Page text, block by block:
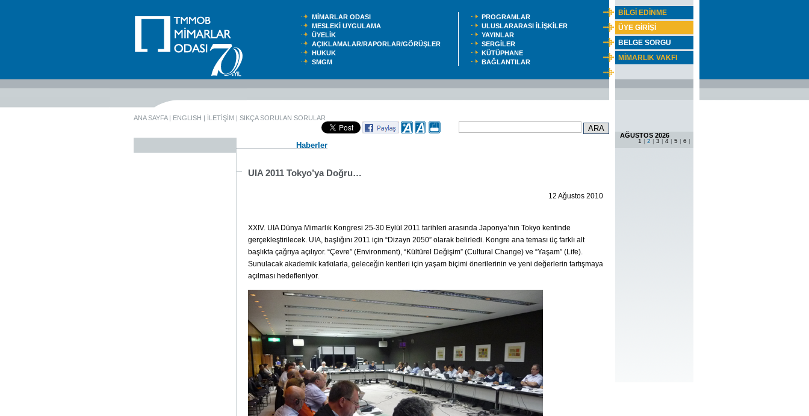
BİLGİ EDİNME
ÜYE GİRİŞİ
BELGE SORGU
MİMARLIK VAKFI
AĞUSTOS 2026
1 | 2 | 3 | 4 | 5 | 6 |
MİMARLAR ODASI
MESLEKİ UYGULAMA
ÜYELİK
AÇIKLAMALAR/RAPORLAR/GÖRÜŞLER
HUKUK
SMGM
PROGRAMLAR
ULUSLARARASI İLİŞKİLER
YAYINLAR
SERGİLER
KÜTÜPHANE
BAĞLANTILAR
ANA SAYFA| ENGLISH | İLETİŞİM | SIKÇA SORULAN SORULAR
Haberler
UIA 2011 Tokyo’ya Doğru…
12 Ağustos 2010
XXIV. UIA Dünya Mimarlık Kongresi 25-30 Eylül 2011 tarihleri arasında Japonya’nın Tokyo kentinde
gerçekleştirilecek. UIA, başlığını 2011 için “Dizayn 2050” olarak belirledi. Kongre ana teması üç farklı alt
başlıkta çağrıya açılıyor. “Çevre” (Environment), “Kültürel Değişim” (Cultural Change) ve “Yaşam” (Life).
Sunulacak akademik katkılarla, geleceğin kentleri için yaşam biçimi önerilerinin ve yeni değerlerin tartışmaya
açılması hedefleniyor.